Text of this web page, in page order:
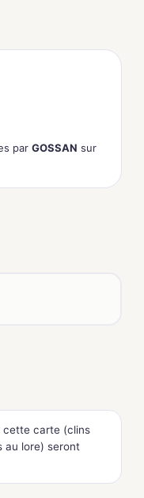
par GOSSAN sur
cette carte (clins
au lore) seront